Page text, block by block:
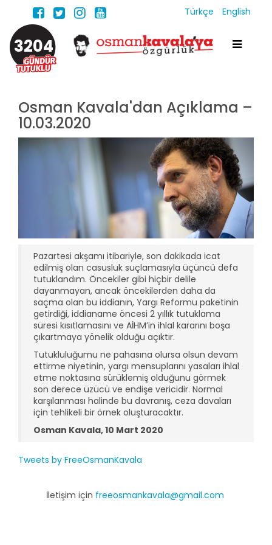
Türkçe English
3204
Osman Kavala'dan Açıklama –
10.03.2020
Pazartesi akşamı itibariyle, son dakikada icat
edilmiş olan casusluk suçlamasıyla üçüncü defa
tutuklandım. Öncekiler gibi hiçbir delile
dayanmayan, ancak öncekilerden daha da
saçma olan bu iddianın, Yargı Reformu paketinin
getirdiği, iddianame öncesi 2 yıllık tutuklama
süresi kısıtlamasını ve AİHM’in ihlal kararını boşa
çıkartmaya yönelik olduğu açıktır.
Tutukluluğumu ne pahasına olursa olsun devam
ettirme niyetinin, yargı mensuplarını yasaları ihlal
etme noktasına sürüklemiş olduğunu görmek
son derece üzücü ve endişe vericidir. Normal
karşılanması halinde bu davranış, ceza davaları
için tehlikeli bir örnek oluşturacaktır.
Osman Kavala,10 Mart 2020
Tweets by FreeOsmanKavala
İletişim için freeosmankavala@gmail.com